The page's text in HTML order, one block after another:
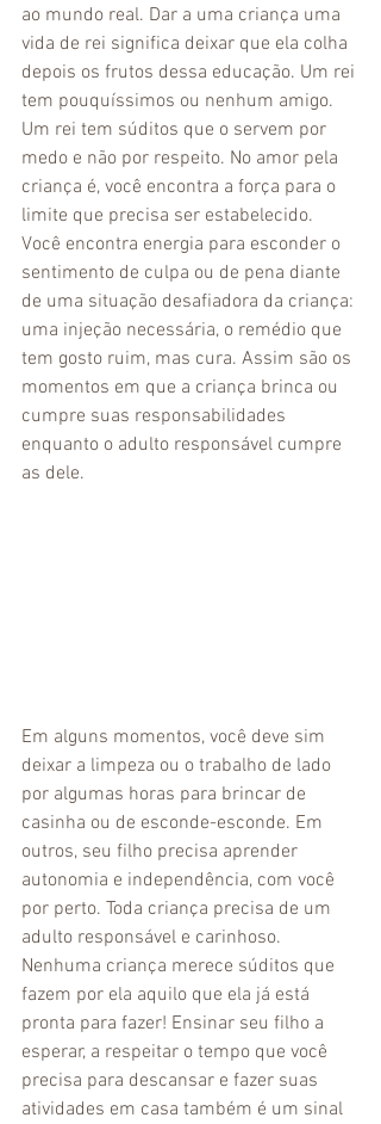
ao mundo real. Dar a uma criança uma
vida de rei significa deixar que ela colha
depois os frutos dessa educação. Um rei
tem pouquíssimos ou nenhum amigo.
Um rei tem súditos que o servem por
medo e não por respeito. No amor pela
criança é, você encontra a força para o
limite que precisa ser estabelecido.
Você encontra energia para esconder o
sentimento de culpa ou de pena diante
de uma situação desafiadora da criança:
uma injeção necessária, o remédio que
tem gosto ruim, mas cura. Assim são os
momentos em que a criança brinca ou
cumpre suas responsabilidades
enquanto o adulto responsável cumpre
as dele.
Em alguns momentos, você deve sim
deixar a limpeza ou o trabalho de lado
por algumas horas para brincar de
casinha ou de esconde-esconde. Em
outros, seu filho precisa aprender
autonomia e independência, com você
por perto. Toda criança precisa de um
adulto responsável e carinhoso.
Nenhuma criança merece súditos que
fazem por ela aquilo que ela já está
pronta para fazer! Ensinar seu filho a
esperar, a respeitar o tempo que você
precisa para descansar e fazer suas
atividades em casa também é um sinal